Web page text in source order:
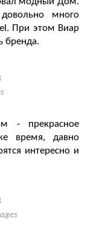
много
При этом Виар
бренда.
- прекрасное
время, давно
интересно и